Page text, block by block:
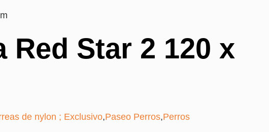
Red Star 2 120 x
de nylon ; Exclusivo,Paseo Perros,Perros